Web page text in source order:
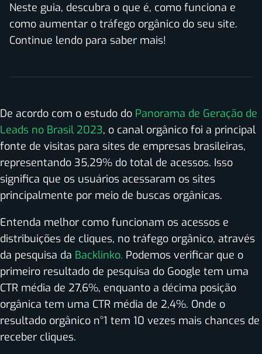
Neste guia, descubra o que é, como funciona e
como aumentar o tráfego orgânico do seu site.
Continue lendo para saber mais!
De acordo com o estudo do Panorama de Geração de
Leads no Brasil 2023, o canal orgânico foi a principal
fonte de visitas para sites de empresas brasileiras,
representando 35,29% do total de acessos. Isso
significa que os usuários acessaram os sites
principalmente por meio de buscas orgânicas.
Entenda melhor como funcionam os acessos e
distribuições de cliques, no tráfego orgânico, através
da pesquisa da Backlinko. Podemos verificar que o
primeiro resultado de pesquisa do Google tem uma
CTR média de 27,6%, enquanto a décima posição
orgânica tem uma CTR média de 2,4%. Onde o
resultado orgânico n°1 tem 10 vezes mais chances de
receber cliques.